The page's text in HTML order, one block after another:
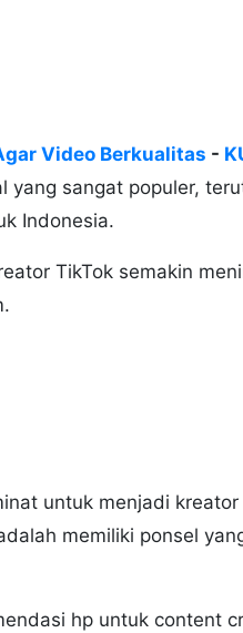
Video Berkualitas -
yang sangat populer,
Indonesia.
TikTok semakin
untuk menjadi kreator
memiliki ponsel
hp untuk content